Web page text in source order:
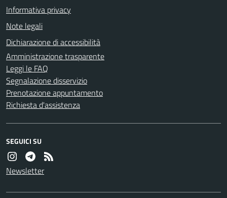
Informativa privacy
Note legali
Dichiarazione di accessibilità
Amministrazione trasparente
Leggi le FAQ
Segnalazione disservizio
Prenotazione appuntamento
Richiesta d'assistenza
SEGUICI SU
Newsletter